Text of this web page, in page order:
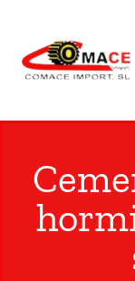
contenido